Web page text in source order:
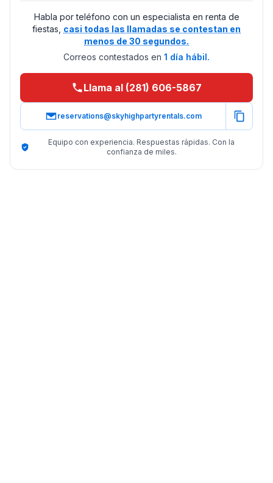
Habla por teléfono con un especialista en renta de
fiestas, casi todas las llamadas se contestan en
menos de 30 segundos.
Correos contestados en 1 día hábil.
Llama al (281) 606-5867
reservations@skyhighpartyrentals.com
Equipo con experiencia. Respuestas rápidas. Con la
confianza de miles.